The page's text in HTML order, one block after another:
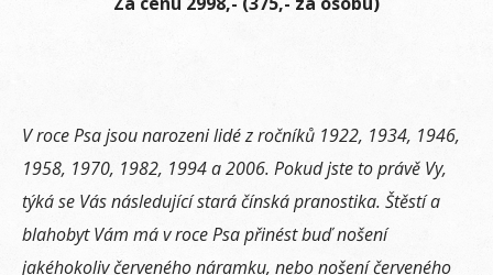
V roce Psa jsou narozeni lidé z ročníků 1922, 1934, 1946,
1958, 1970, 1982, 1994 a 2006. Pokud jste to právě Vy,
týká se Vás následující stará čínská pranostika. Štěstí a
blahobyt Vám má v roce Psa přinést buď nošení
jakéhokoliv červeného náramku, nebo nošení červeného